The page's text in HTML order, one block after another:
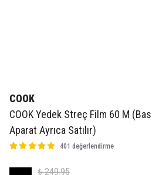
COOK
COOK Yedek Streç Film 60 M
Aparat Ayrıca Satılır)
401 değerlendirme
₺ 249.95